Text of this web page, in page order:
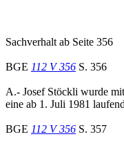
Sachverhalt ab Seite 356
BGE 112 V 356 S. 356
A.- Josef Stöckli wurde
eine ab 1. Juli 1981
BGE 112 V 356 S. 357